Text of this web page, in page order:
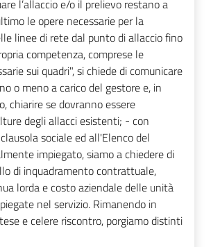
l’allaccio e/o il prelievo restano a
le opere necessarie per la
linee di rete dal punto di allaccio fino
competenza, comprese le
sui quadri", si chiede di comunicare
o meno a carico del gestore e, in
chiarire se dovranno essere
degli allacci esistenti; - con
sociale ed all'Elenco del
impiegato, siamo a chiedere di
di inquadramento contrattuale,
lorda e costo aziendale delle unità
nel servizio. Rimanendo in
e celere riscontro, porgiamo distinti